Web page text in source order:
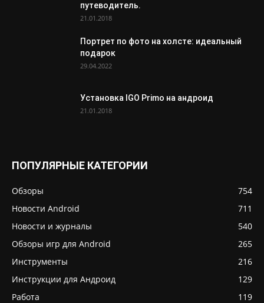
путеводитель.
21.01.2018
Портрет по фото на холсте: идеальный
подарок
29.04.2022
Установка IGO Primo на андроид
21.01.2018
ПОПУЛЯРНЫЕ КАТЕГОРИИ
Обзоры
754
Новости Android
711
Новости и журналы
540
Обзоры игр для Android
265
Инструменты
216
Инструкции для Андроид
129
Работа
119